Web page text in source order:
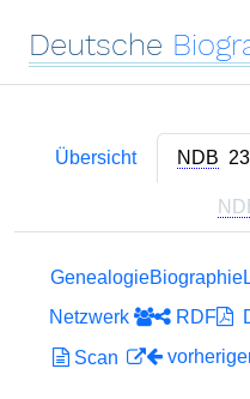
Deutsche
Übersicht NDB
GenealogieBiographie
Netzwerk
RDF
Scan